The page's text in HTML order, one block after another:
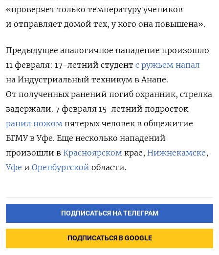
«проверяет только температуру учеников
и отправляет домой тех, у кого она повышена».
Предыдущее аналогичное нападение произошло
11 февраля: 17-летний студент с ружьем напал
на Индустриальный техникум в Анапе.
От полученных ранений погиб охранник, стрелка
задержали. 7 февраля 15-летний подросток
ранил ножом пятерых человек в общежитие
БГМУ в Уфе. Еще несколько нападений
произошли в Красноярском крае, Нижнекамске,
Уфе и Оренбургской области.
ПОДПИСАТЬСЯ НА ТЕЛЕГРАМ
ПОДПИСАТЬСЯ В GOOGLE